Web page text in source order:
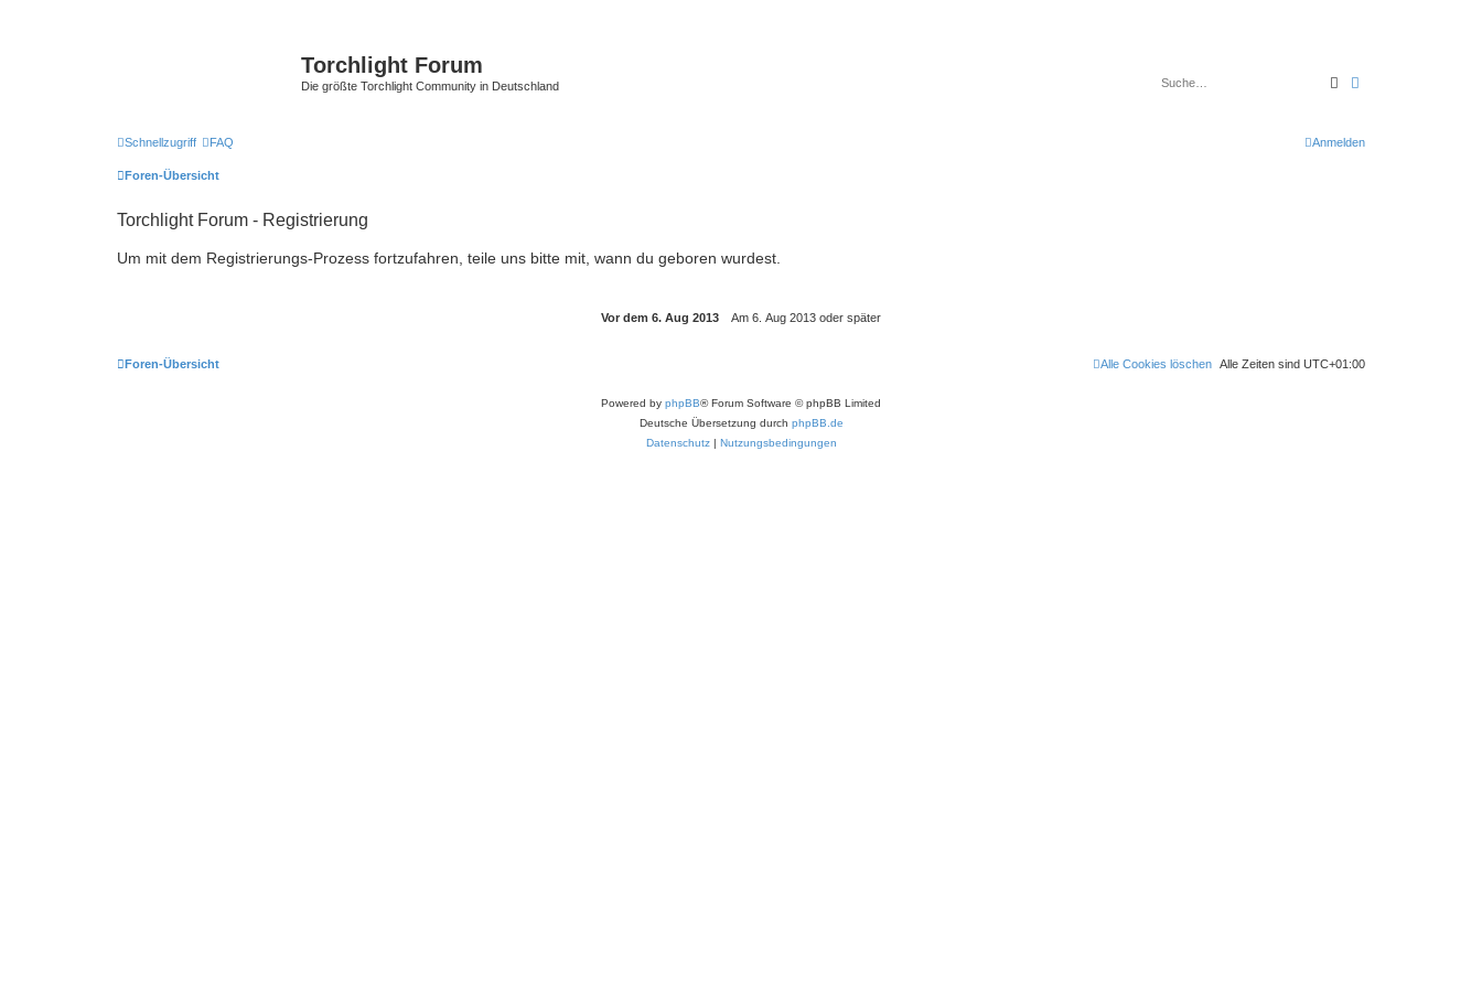
Torchlight Forum
Die größte Torchlight Community in Deutschland Suche
Schnellzugriff FAQ Anmelden
Foren-Übersicht
Torchlight Forum - Registrierung
Um mit dem Registrierungs-Prozess fortzufahren, teile uns bitte mit, wann du geboren wurdest.
Foren-Übersicht Alle Zeiten sind UTC+01:00
Alle Cookies löschen
Powered by phpBB® Forum Software © phpBB Limited
Deutsche Übersetzung durch phpBB.de
Datenschutz| Nutzungsbedingungen